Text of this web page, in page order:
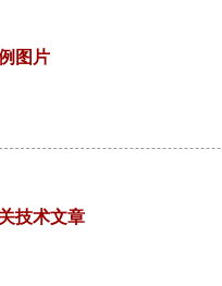
图片
技术文章